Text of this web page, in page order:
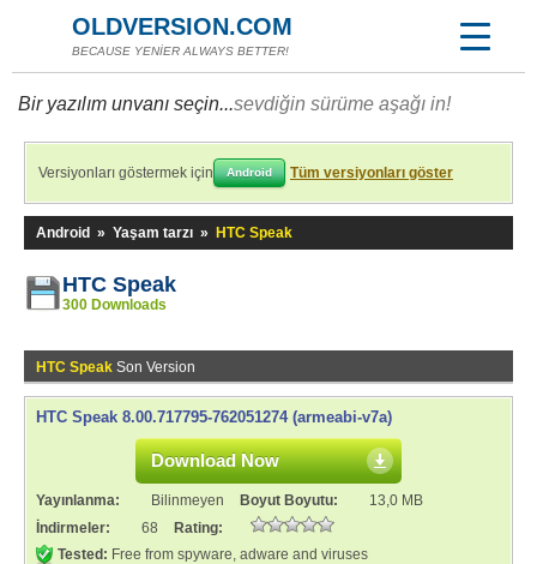
OLDVERSION.COM
BECAUSE YENİER ALWAYS BETTER!
Bir yazılım unvanı seçin...sevdiğin sürüme aşağı in!
Versiyonları göstermek için Android Tüm versiyonları göster
Android » Yaşam tarzı » HTC Speak
HTC Speak
300 Downloads
HTC Speak Son Version
HTC Speak 8.00.717795-762051274 (armeabi-v7a)
Download Now
Yayınlanma: Bilinmeyen Boyut Boyutu:
13,0 MB
İndirmeler:
68
Rating:
Tested: Free from spyware, adware and viruses